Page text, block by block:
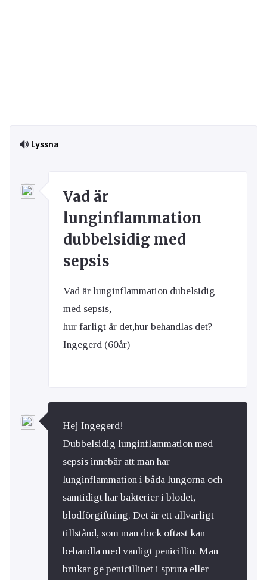
Lyssna
Vad är
lunginflammation
dubbelsidig med
sepsis
Vad är lunginflammation dubelsidig
med sepsis,
hur farligt är det,hur behandlas det?
Ingegerd (60år)
Hej Ingegerd!
Dubbelsidig lunginflammation med
sepsis innebär att man har
lunginflammation i båda lungorna och
samtidigt har bakterier i blodet,
blodförgiftning. Det är ett allvarligt
tillstånd, som man dock oftast kan
behandla med vanligt penicillin. Man
brukar ge penicillinet i spruta eller